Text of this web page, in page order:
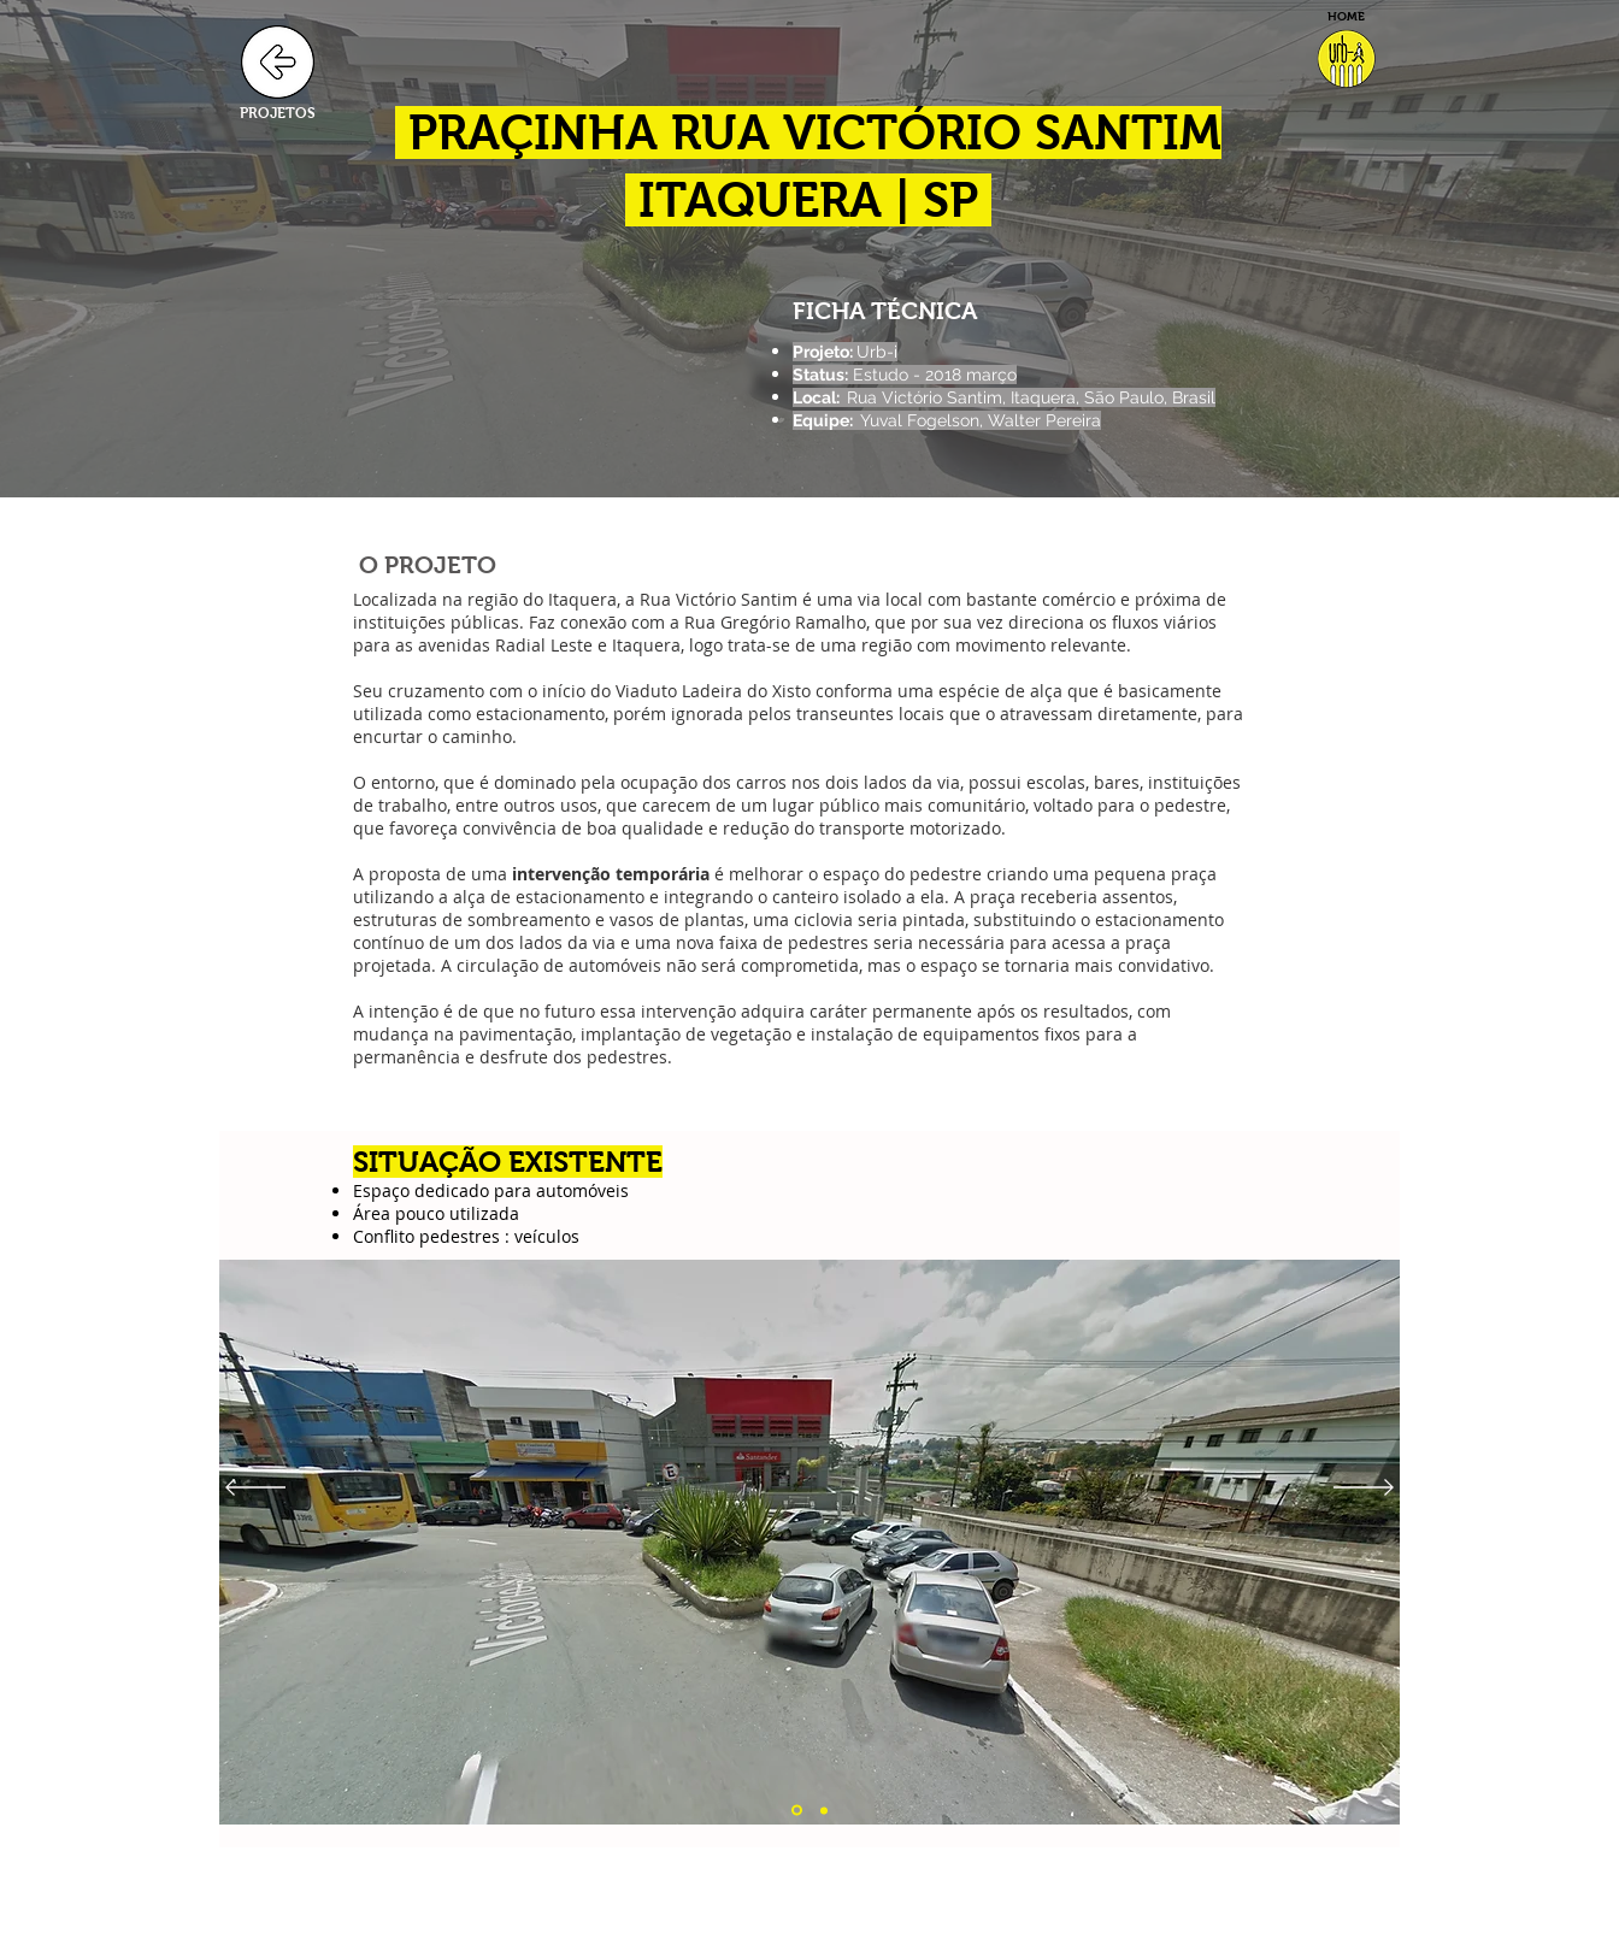
HOME
PRAÇINHA RUA VICTÓRIO SANTIM
ITAQUERA | SP
FICHA TÉCNICA
Projeto: Urb-i
Status: Estudo - 2018 março
Local: Rua Victório Santim, Itaquera, São Paulo, Brasil
Equipe: Yuval Fogelson, Walter Pereira
PROJETOS
O PROJETO
Localizada na região do Itaquera, a Rua Victório Santim é uma via local com bastante comércio e próxima de
instituições públicas. Faz conexão com a Rua Gregório Ramalho, que por sua vez direciona os fluxos viários
para as avenidas Radial Leste e Itaquera, logo trata-se de uma região com movimento relevante.
Seu cruzamento com o início do Viaduto Ladeira do Xisto conforma uma espécie de alça que é basicamente
utilizada como estacionamento, porém ignorada pelos transeuntes locais que o atravessam diretamente, para
encurtar o caminho.
O entorno, que é dominado pela ocupação dos carros nos dois lados da via, possui escolas, bares, instituições
de trabalho, entre outros usos, que carecem de um lugar público mais comunitário, voltado para o pedestre,
que favoreça convivência de boa qualidade e redução do transporte motorizado.
A proposta de uma intervenção temporária é melhorar o espaço do pedestre criando uma pequena praça
utilizando a alça de estacionamento e integrando o canteiro isolado a ela. A praça receberia assentos,
estruturas de sombreamento e vasos de plantas, uma ciclovia seria pintada, substituindo o estacionamento
contínuo de um dos lados da via e uma nova faixa de pedestres seria necessária para acessa a praça
projetada. A circulação de automóveis não será comprometida, mas o espaço se tornaria mais convidativo.
A intenção é de que no futuro essa intervenção adquira caráter permanente após os resultados, com
mudança na pavimentação, implantação de vegetação e instalação de equipamentos fixos para a
permanência e desfrute dos pedestres.
SITUAÇÃO EXISTENTE
Espaço dedicado para automóveis
Área pouco utilizada
Conflito pedestres : veículos